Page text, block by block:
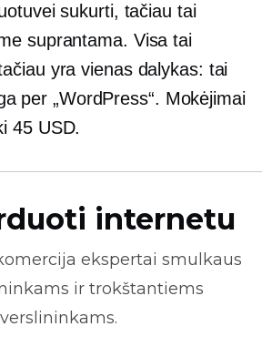
sukurti, tačiau tai
suprantama. Visa tai
yra vienas dalykas: tai
per „WordPress“. Mokėjimai
45 USD.
internetu
ekspertai smulkaus
ir trokštantiems
verslininkams.